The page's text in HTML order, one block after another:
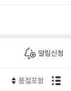
알림신청
품절포함